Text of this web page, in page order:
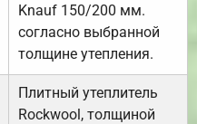
Knauf 150/200 мм.
согласно выбранной
толщине утепления.
Плитный утеплитель
Rockwool, толщиной